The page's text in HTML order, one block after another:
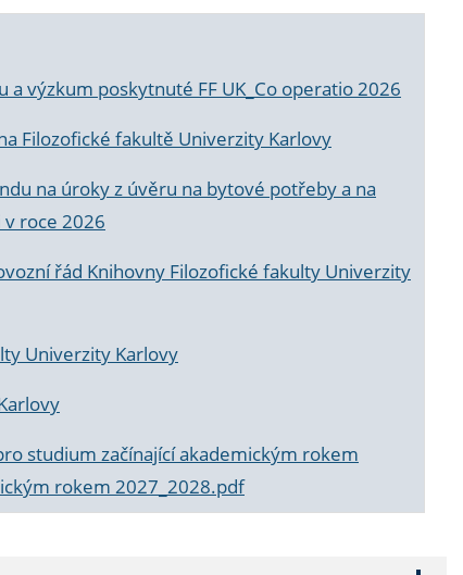
výzkum poskytnuté FF UK_Co operatio 2026
Filozofické fakultě Univerzity Karlovy
na úroky z úvěru na bytové potřeby a na
roce 2026
řád Knihovny Filozofické fakulty Univerzity
Univerzity Karlovy
studium začínající akademickým rokem
rokem 2027_2028.pdf